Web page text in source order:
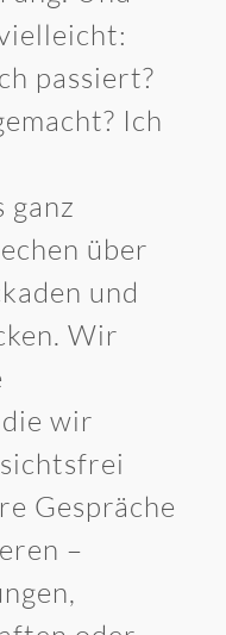
passiert?
Ich
ganz
über
und
Wir
wir
Gespräche
–